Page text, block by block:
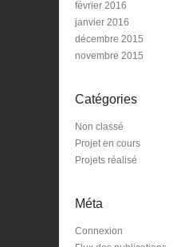
février 2016
janvier 2016
décembre 2015
novembre 2015
Catégories
Non classé
Projet en cours
Projets réalisé
Méta
Connexion